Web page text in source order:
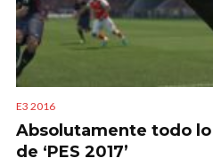
E3 2016
Absolutamente todo
de ‘PES 2017’